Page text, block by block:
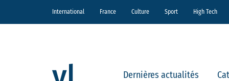
International France Culture Sport High Tech
Dernières actualités